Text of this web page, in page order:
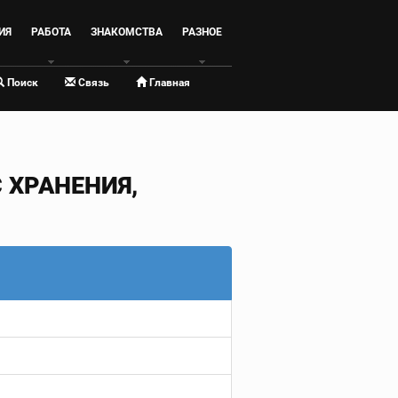
РАБОТА ЗНАКОМСТВА РАЗНОЕ
Поиск Связь Главная